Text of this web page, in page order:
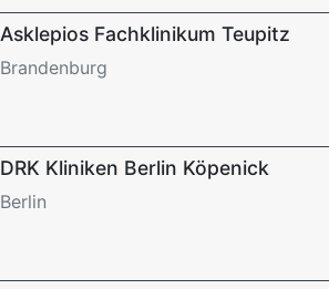
Asklepios Fachklinikum Teupitz
Brandenburg
DRK Kliniken Berlin Köpenick
Berlin